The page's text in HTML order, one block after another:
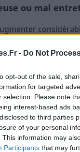
- Do Not
opt-out of the sale,
for targeted
selection. Please note
interest-based ads
to third parties
of your personal
This information may
Participants that may
ou mal
des pneus, du
ces éléments
en cas de
ou le
une vitesse non
commencer à
et de
(zones